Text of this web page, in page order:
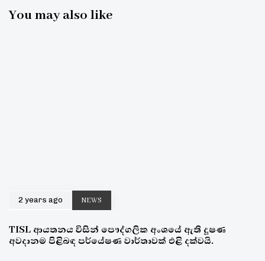
You may also like
2 years ago NEWS
TISL ආයතනය විසින් පෞද්ගලික අංශයේ ඇති දූෂණ
අවදානම පිළිබඳ පර්යේෂණ වාර්තාවක් එළි දක්වයි.